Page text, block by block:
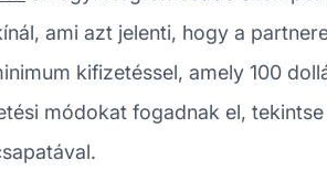
ami azt jelenti, hogy a
kifizetéssel, amely 100
módokat fogadnak el,